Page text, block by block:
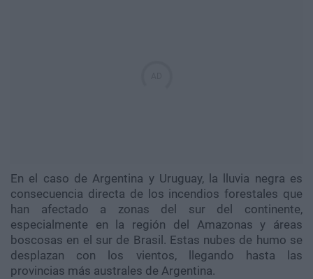
En el caso de Argentina y Uruguay, la lluvia negra es
consecuencia directa de los incendios forestales que
han afectado a zonas del sur del continente,
especialmente en la región del Amazonas y áreas
boscosas en el sur de Brasil. Estas nubes de humo se
desplazan con los vientos, llegando hasta las
provincias más australes de Argentina.